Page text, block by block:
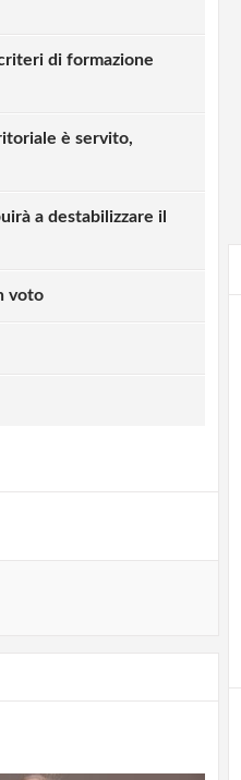
di formazione
è servito,
a destabilizzare il
voto